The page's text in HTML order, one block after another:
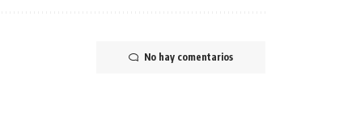
No hay comentarios